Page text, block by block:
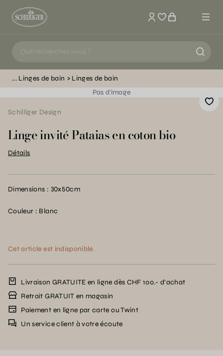
Mon compte
Linges de bain
Linges de bain
Pas d'image
Schilliger Design
Linge invité Pataias en coton bio
Détails
Dimensions : 30x50cm
Couleur : Blanc
Cet article est indisponible.
Livraison GRATUITE en ligne dès CHF 100.- d’achat
Retrait GRATUIT en magasin
Paiement en ligne par carte ou Twint
Un service client à votre écoute